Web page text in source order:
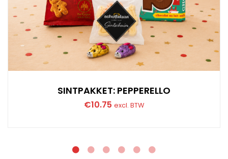
SINTPAKKET: PEPPERELLO
€10.75 excl. BTW